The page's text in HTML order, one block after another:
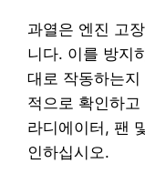
과열은 엔진 고
니다. 이를 방지
대로 작동하는
적으로 확인하
라디에이터, 팬
인하십시오.